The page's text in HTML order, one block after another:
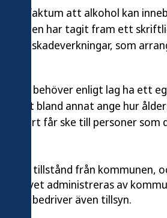
det faktum att alkohol kan
har tagit fram ett
skadeverkningar, som
behöver enligt lag ha ett
bland annat ange hur
enbart får ske till personer som
tillstånd från kommunen,
Provet administreras av
bedriver även tillsyn.